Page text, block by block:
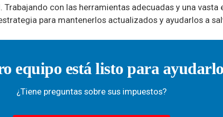
con las herramientas adecuadas y una vasta
para mantenerlos actualizados y ayudarlos a
equipo está listo para
¿Tiene preguntas sobre sus impuestos?